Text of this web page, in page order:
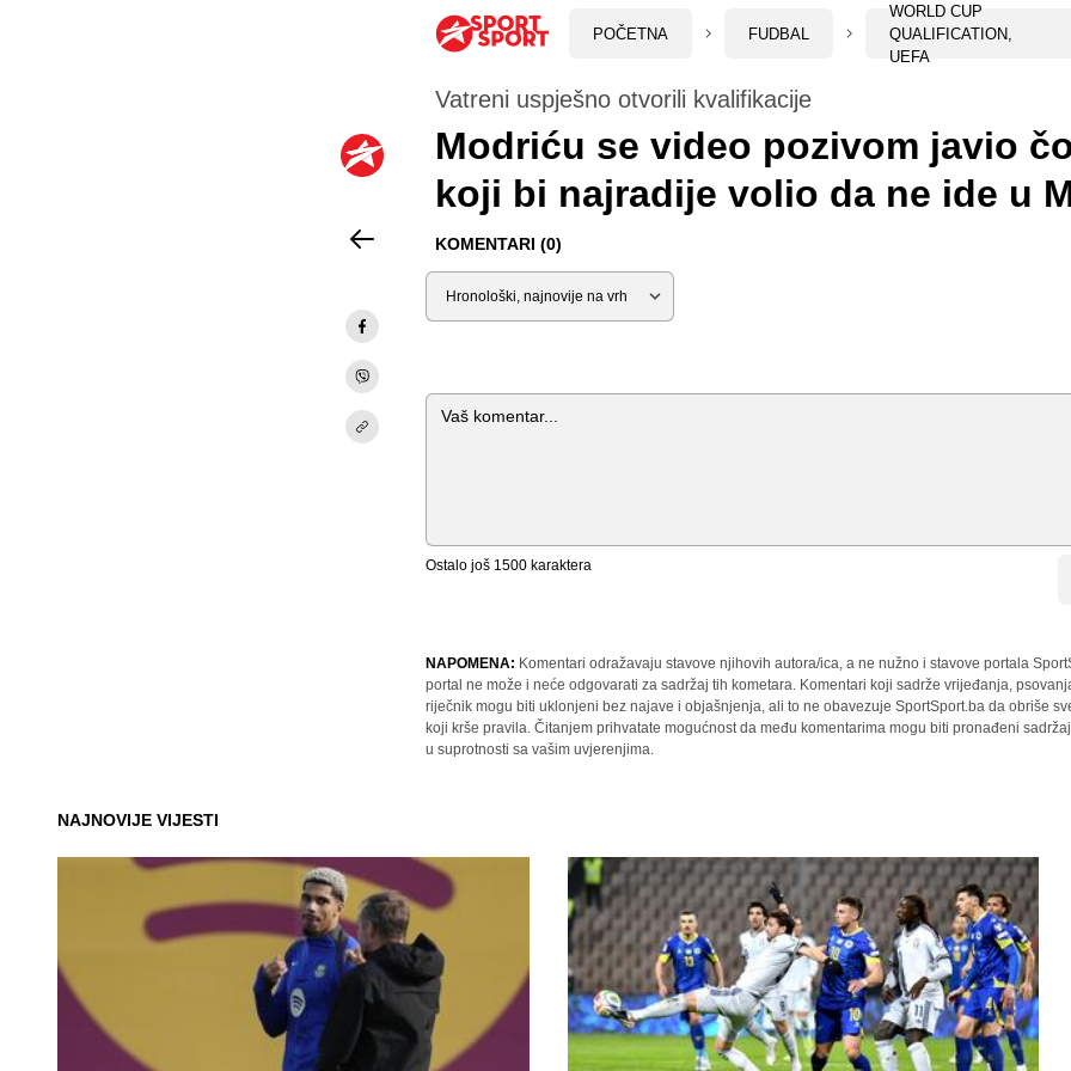
POČETNA FUDBAL
WORLD CUP
QUALIFICATION,
UEFA
Vatreni uspješno otvorili kvalifikacije
Modriću se video pozivom javio
koji bi najradije volio da ne ide u
KOMENTARI (0)
Sortiraj
Komentar
Ostalo još 1500 karaktera
NAPOMENA: Komentari odražavaju stavove njihovih autora/ica, a ne nužno i stavove portala
portal ne može i neće odgovarati za sadržaj tih kometara. Komentari koji sadrže vrijeđanja,
riječnik mogu biti uklonjeni bez najave i objašnjenja, ali to ne obavezuje SportSport.ba da obriše
koji krše pravila. Čitanjem prihvatate mogućnost da među komentarima mogu biti pronađeni
u suprotnosti sa vašim uvjerenjima.
NAJNOVIJE VIJESTI